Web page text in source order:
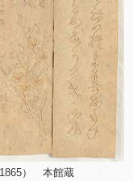
） 本館蔵